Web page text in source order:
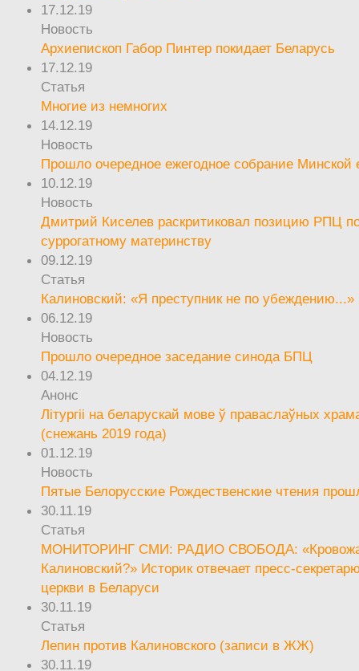
17.12.19
Новость
Архиепископ Габор Пинтер покидает Беларусь
17.12.19
Статья
Многие из немногих
14.12.19
Новость
Прошло очередное ежегодное собрание
10.12.19
Новость
Дмитрий Киселев раскритиковал позицию РПЦ
суррогатному материнству
09.12.19
Статья
Калиновский: «Я преступник не по убеждению...»
06.12.19
Новость
Прошло очередное заседание синода БПЦ
04.12.19
Анонс
Літургіі на беларускай мове ў праваслаўных
(снежань 2019 года)
01.12.19
Новость
Пятые Белорусские Рождественские чтения
30.11.19
Статья
МОНИТОРИНГ СМИ: РАДИО СВОБОДА:
Калиновский?» Историк отвечает пресс-
церкви в Беларуси
30.11.19
Статья
Лепин против Калиновского (записи в ЖЖ)
30.11.19